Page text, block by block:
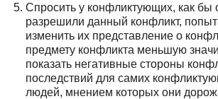
Спросить у конфликтующих, как бы
разрешили данный конфликт,
изменить их представление о
предмету конфликта меньшую
показать негативные стороны
последствий для самих
людей, мнением которых они